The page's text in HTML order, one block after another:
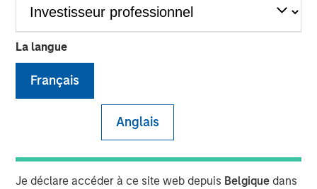
La langue
Français
Anglais
Je déclare accéder à ce site web depuis Belgique dans
Managing Director
Candida de Silva
Managing Director
Le premier trimestre 2026 avait débuté sur une note